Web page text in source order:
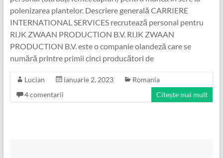
polenizarea plantelor. Descriere generală CARRIERE
INTERNATIONAL SERVICES recrutează personal pentru
RIJK ZWAAN PRODUCTION B.V. RIJK ZWAAN
PRODUCTION B.V. este o companie olandeză care se
numără printre primii cinci producători de
Lucian ianuarie 2, 2023
Romania
4 comentarii
Citește mai mult